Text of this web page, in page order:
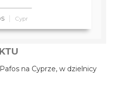
Cypr
na Cyprze, w dzielnicy